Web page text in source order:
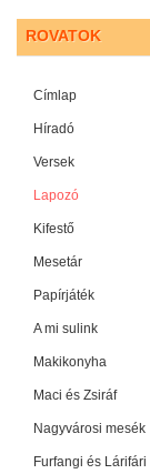
ROVATOK
Címlap
Híradó
Versek
Lapozó
Kifestő
Mesetár
Papírjáték
A mi sulink
Makikonyha
Maci és Zsiráf
Nagyvárosi mesék
Furfangi és Lárifári